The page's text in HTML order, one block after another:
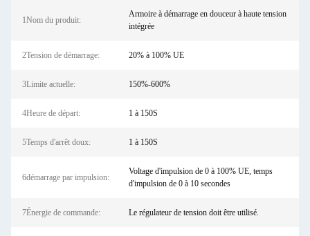
1Nom du produit:
Armoire à démarrage en douceur à haute tension
intégrée
2Tension de démarrage: 20% à 100% UE
3Limite actuelle: 150%-600%
4Heure de départ: 1 à 150S
5Temps d'arrêt doux: 1 à 150S
6démarrage par impulsion:
Voltage d'impulsion de 0 à 100% UE, temps
d'impulsion de 0 à 10 secondes
7Énergie de commande: Le régulateur de tension doit être utilisé.